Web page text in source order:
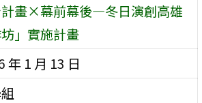
畫×幕前幕後—冬日演創高雄
」實施計畫
年 1 月 13 日